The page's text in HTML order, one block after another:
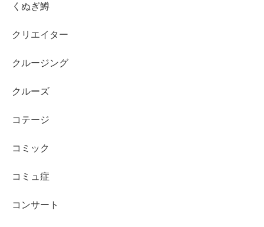
くぬぎ鱒
クリエイター
クルージング
クルーズ
コテージ
コミック
コミュ症
コンサート